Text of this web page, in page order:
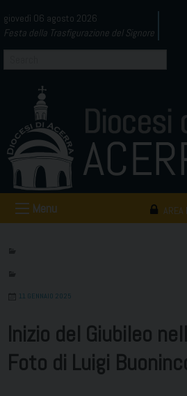
to
content
giovedì 06 agosto 2026
Festa della Trasfigurazione del Signore
AREA
Menu
11 GENNAIO 2025
Inizio del Giubileo
Foto di Luigi